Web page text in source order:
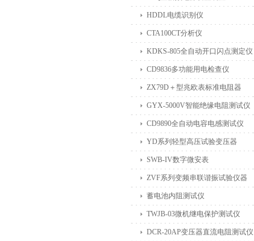
HDDL电缆识别仪
CTA100CT分析仪
KDKS-805全自动开口闪点测定仪
CD9836多功能用电检查仪
ZX79D＋型兆欧表标准电阻器
GYX-5000V智能绝缘电阻测试仪
CD9890全自动电容电感测试仪
YD系列轻型高压试验变压器
SWB-IV数字微安表
ZVF系列变频串联谐振试验仪器
蓄电池内阻测试仪
TWJB-03微机继电保护测试仪
DCR-20AP变压器直流电阻测试仪